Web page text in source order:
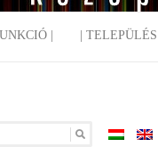
| | TELEPÜLÉS |